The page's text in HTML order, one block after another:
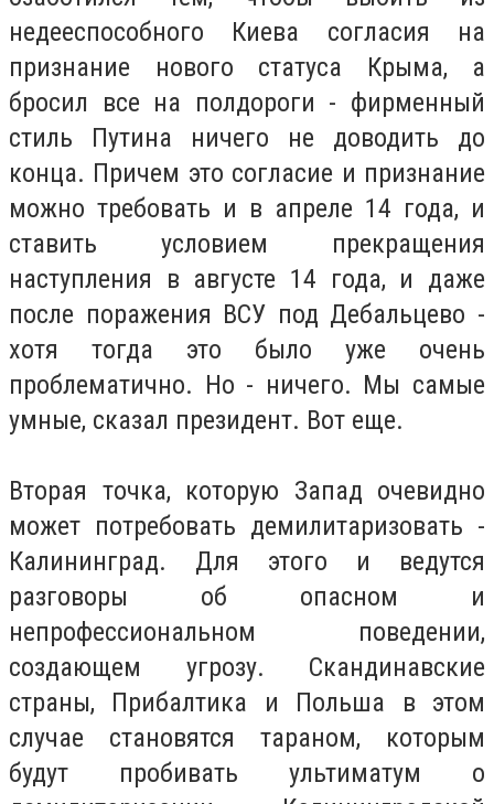
недееспособного Киева согласия на
признание нового статуса Крыма, а
бросил все на полдороги - фирменный
стиль Путина ничего не доводить до
конца. Причем это согласие и признание
можно требовать и в апреле 14 года, и
ставить условием прекращения
наступления в августе 14 года, и даже
после поражения ВСУ под Дебальцево -
хотя тогда это было уже очень
проблематично. Но - ничего. Мы самые
умные, сказал президент. Вот еще.
Вторая точка, которую Запад очевидно
может потребовать демилитаризовать -
Калининград. Для этого и ведутся
разговоры об опасном и
непрофессиональном поведении,
создающем угрозу. Скандинавские
страны, Прибалтика и Польша в этом
случае становятся тараном, которым
будут пробивать ультиматум о